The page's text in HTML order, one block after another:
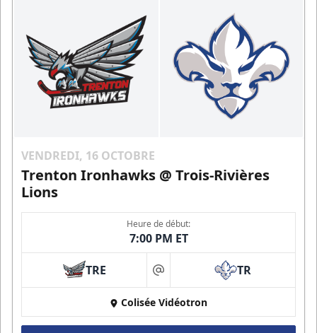
VENDREDI, 16 OCTOBRE
Trenton Ironhawks @ Trois-Rivières
Lions
Heure de début:
7:00 PM ET
TRE at TR
Colisée Vidéotron